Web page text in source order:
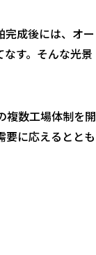
成後には、オー
す。そんな光景
複数工場体制を開
要に応えるととも